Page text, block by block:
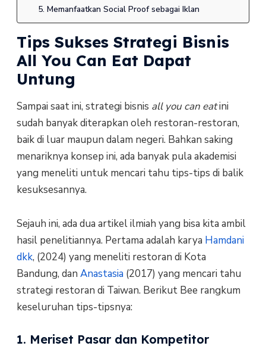
5. Memanfaatkan Social Proof sebagai Iklan
Tips Sukses Strategi Bisnis
All You Can Eat Dapat
Untung
Sampai saat ini, strategi bisnis all you can eatini
sudah banyak diterapkan oleh restoran-restoran,
baik di luar maupun dalam negeri. Bahkan saking
menariknya konsep ini, ada banyak pula akademisi
yang meneliti untuk mencari tahu tips-tips di balik
kesuksesannya.
Sejauh ini, ada dua artikel ilmiah yang bisa kita ambil
hasil penelitiannya. Pertama adalah karya Hamdani
dkk, (2024) yang meneliti restoran di Kota
Bandung, dan Anastasia (2017) yang mencari tahu
strategi restoran di Taiwan. Berikut Bee rangkum
keseluruhan tips-tipsnya:
1. Meriset Pasar dan Kompetitor